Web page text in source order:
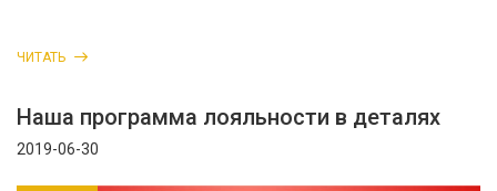
ЧИТАТЬ
Наша программа лояльности в деталях
2019-06-30